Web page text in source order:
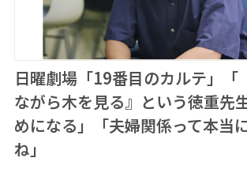
日曜劇場「19番目のカルテ」「
ながら木を見る』という徳重先
めになる」「夫婦関係って本当
ね」